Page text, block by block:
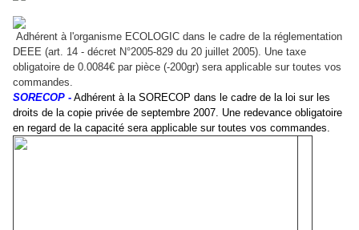
Adhérent à l'organisme ECOLOGIC dans le cadre de la réglementation
DEEE (art. 14 - décret N°2005-829 du 20 juillet 2005). Une taxe
obligatoire de 0.0084€ par pièce (-200gr) sera applicable sur toutes vos
commandes.
SORECOP - Adhérent à la SORECOP dans le cadre de la loi sur les
droits de la copie privée de septembre 2007. Une redevance obligatoire
en regard de la capacité sera applicable sur toutes vos commandes.